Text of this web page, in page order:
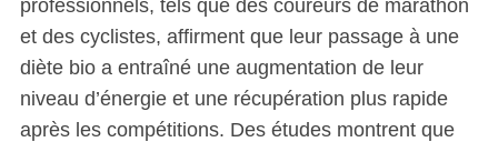
professionnels, tels que des coureurs de marathon
et des cyclistes, affirment que leur passage à une
diète bio a entraîné une augmentation de leur
niveau d’énergie et une récupération plus rapide
après les compétitions. Des études montrent que